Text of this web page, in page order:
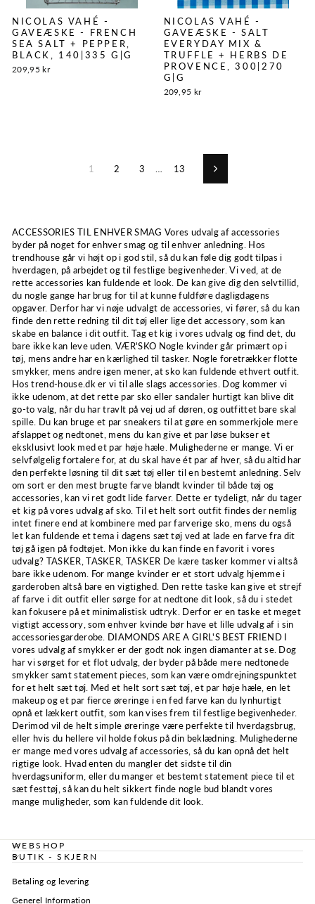
NICOLAS VAHÉ -
GAVEÆSKE - FRENCH
SEA SALT + PEPPER,
BLACK, 140|335 G|G
209,95 kr
NICOLAS VAHÉ -
GAVEÆSKE - SALT
EVERYDAY MIX &
TRUFFLE + HERBS DE
PROVENCE, 300|270
G|G
209,95 kr
1 2 3 13 Næste
ACCESSORIES TIL ENHVER SMAG Vores udvalg af accessories
byder på noget for enhver smag og til enhver anledning. Hos
trendhouse går vi højt op i god stil, så du kan føle dig godt tilpas i
hverdagen, på arbejdet og til festlige begivenheder. Vi ved, at de
rette accessories kan fuldende et look. De kan give dig den selvtillid,
du nogle gange har brug for til at kunne fuldføre dagligdagens
opgaver. Derfor har vi nøje udvalgt de accessories, vi fører, så du kan
finde den rette redning til dit tøj eller lige det accessory, som kan
skabe en balance i dit outfit. Tag et kig i vores udvalg og find det, du
bare ikke kan leve uden. VÆR'SKO Nogle kvinder går primært op i
tøj, mens andre har en kærlighed til tasker. Nogle foretrækker flotte
smykker, mens andre igen mener, at sko kan fuldende ethvert outfit.
Hos trend-house.dk er vi til alle slags accessories. Dog kommer vi
ikke udenom, at det rette par sko eller sandaler hurtigt kan blive dit
go-to valg, når du har travlt på vej ud af døren, og outfittet bare skal
spille. Du kan bruge et par sneakers til at gøre en sommerkjole mere
afslappet og nedtonet, mens du kan give et par løse bukser et
eksklusivt look med et par høje hæle. Mulighederne er mange. Vi er
selvfølgelig fortalere for, at du skal have ét par af hver, så du altid har
den perfekte løsning til dit sæt tøj eller til en bestemt anledning. Selv
om sort er den mest brugte farve blandt kvinder til både tøj og
accessories, kan vi ret godt lide farver. Dette er tydeligt, når du tager
et kig på vores udvalg af sko. Til et helt sort outfit findes der nemlig
intet finere end at kombinere med par farverige sko, mens du også
let kan fuldende et tema i dagens sæt tøj ved at lade en farve fra dit
tøj gå igen på fodtøjet. Mon ikke du kan finde en favorit i vores
udvalg? TASKER, TASKER, TASKER De kære tasker kommer vi altså
bare ikke udenom. For mange kvinder er et stort udvalg hjemme i
garderoben altså bare en vigtighed. Den rette taske kan give et strejf
af farve i dit outfit eller sørge for at nedtone dit look, så du i stedet
kan fokusere på et minimalistisk udtryk. Derfor er en taske et meget
vigtigt accessory, som enhver kvinde bør have et lille udvalg af i sin
accessoriesgarderobe. DIAMONDS ARE A GIRL'S BEST FRIEND I
vores udvalg af smykker er der godt nok ingen diamanter at se. Dog
har vi sørget for et flot udvalg, der byder på både mere nedtonede
smykker samt statement pieces, som kan være omdrejningspunktet
for et helt sæt tøj. Med et helt sort sæt tøj, et par høje hæle, en let
makeup og et par fierce øreringe i en fed farve kan du lynhurtigt
opnå et lækkert outfit, som kan vises frem til festlige begivenheder.
Derimod vil de helt simple øreringe være perfekte til hverdagsbrug,
eller hvis du hellere vil holde fokus på din beklædning. Mulighederne
er mange med vores udvalg af accessories, så du kan opnå det helt
rigtige look. Hvad enten du mangler det sidste til din
hverdagsuniform, eller du manger et bestemt statement piece til et
sæt festtøj, så kan du helt sikkert finde nogle bud blandt vores
mange muligheder, som kan fuldende dit look.
WEBSHOP
BUTIK - SKJERN
Betaling og levering
Generel Information